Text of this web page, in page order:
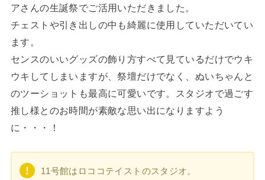
アさんの生誕祭でご活用いただきました。
チェストや引き出しの中も綺麗に使用していただいてい
ます。
センスのいいグッズの飾り方すべて見ているだけでウキ
ウキしてしまいますが、祭壇だけでなく、ぬいちゃんと
のツーショットも最高に可愛いです。スタジオで過ごす
推し様とのお時間が素敵な思い出になりますよう
に・・・！
11号館はロココテイストのスタジオ。